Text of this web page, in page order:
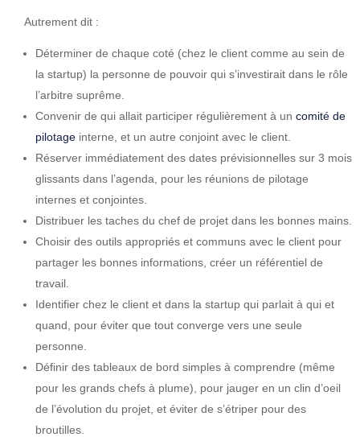
Autrement dit :
Déterminer de chaque coté (chez le client comme au sein de
la startup) la personne de pouvoir qui s’investirait dans le rôle
l’arbitre suprême.
Convenir de qui allait participer régulièrement à un comité de
pilotage interne, et un autre conjoint avec le client.
Réserver immédiatement des dates prévisionnelles sur 3 mois
glissants dans l’agenda, pour les réunions de pilotage
internes et conjointes.
Distribuer les taches du chef de projet dans les bonnes mains.
Choisir des outils appropriés et communs avec le client pour
partager les bonnes informations, créer un référentiel de
travail.
Identifier chez le client et dans la startup qui parlait à qui et
quand, pour éviter que tout converge vers une seule
personne.
Définir des tableaux de bord simples à comprendre (même
pour les grands chefs à plume), pour jauger en un clin d’oeil
de l’évolution du projet, et éviter de s’étriper pour des
broutilles.